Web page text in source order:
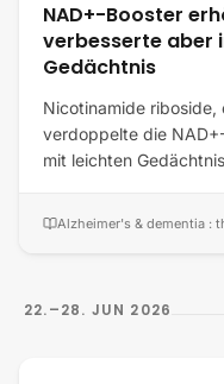
NAD+-Booster
verbesserte aber
Gedächtnis
Nicotinamide
verdoppelte die
mit leichten
22.–28. JUN 2026